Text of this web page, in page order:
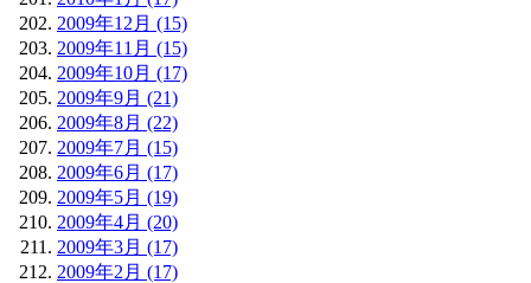
2009年12月 (15)
2009年11月 (15)
2009年10月 (17)
2009年9月 (21)
2009年8月 (22)
2009年7月 (15)
2009年6月 (17)
2009年5月 (19)
2009年4月 (20)
2009年3月 (17)
2009年2月 (17)